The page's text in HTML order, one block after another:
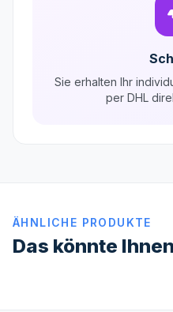
Sie erhalten Ihr
per DHL
ÄHNLICHE PRODUKTE
Das könnte